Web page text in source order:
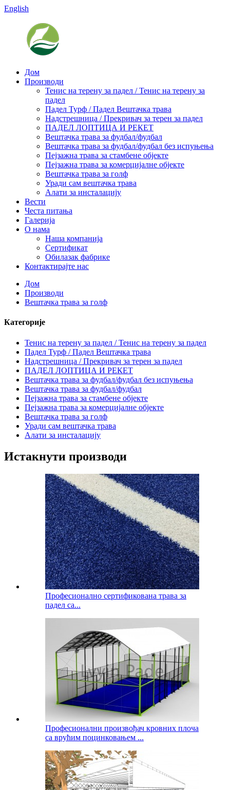
English
Дом
Производи
Тенис на терену за падел / Тенис на терену за
падел
Падел Турф / Падел Вештачка трава
Надстрешница / Прекривач за терен за падел
ПАДЕЛ ЛОПТИЦА И РЕКЕТ
Вештачка трава за фудбал/фудбал
Вештачка трава за фудбал/фудбал без испуњења
Пејзажна трава за стамбене објекте
Пејзажна трава за комерцијалне објекте
Вештачка трава за голф
Уради сам вештачка трава
Алати за инсталацију
Вести
Честа питања
Галерија
О нама
Наша компанија
Сертификат
Обилазак фабрике
Контактирајте нас
Дом
Производи
Вештачка трава за голф
Категорије
Тенис на терену за падел / Тенис на терену за падел
Падел Турф / Падел Вештачка трава
Надстрешница / Прекривач за терен за падел
ПАДЕЛ ЛОПТИЦА И РЕКЕТ
Вештачка трава за фудбал/фудбал без испуњења
Вештачка трава за фудбал/фудбал
Пејзажна трава за стамбене објекте
Пејзажна трава за комерцијалне објекте
Вештачка трава за голф
Уради сам вештачка трава
Алати за инсталацију
Истакнути производи
Професионално сертификована трава за
падел са...
Професионални произвођач кровних плоча
са врућим поцинковањем ...